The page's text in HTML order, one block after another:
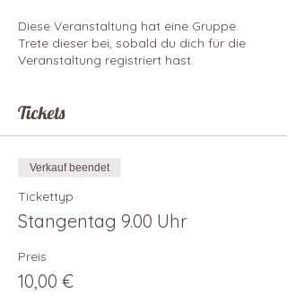
Diese Veranstaltung hat eine Gruppe.
Trete dieser bei, sobald du dich für die
Veranstaltung registriert hast.
Tickets
Verkauf beendet
Tickettyp
Stangentag 9.00 Uhr
Preis
10,00 €